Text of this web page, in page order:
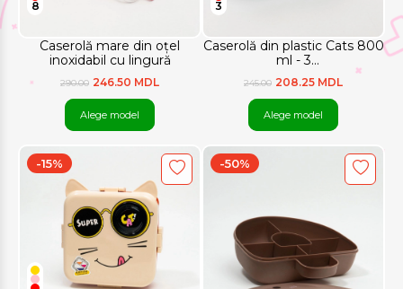
Caserolă mare din oțel
inoxidabil cu lingură
8
290.00 246.50 MDL
Alege model
Caserolă din plastic Cats 800
ml - 3
compartimente+lingură
3
245.00 208.25 MDL
Alege model
-15% -50%